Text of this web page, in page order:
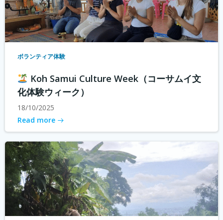
ボランティア体験
Koh Samui Culture Week（コーサムイ文
化体験ウィーク）
18/10/2025
Read more